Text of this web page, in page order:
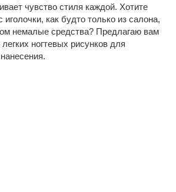
чувство стиля каждой. Хотите
иголочки, как будто только из салона,
немалые средства? Предлагаю вам
ногтевых рисунков для